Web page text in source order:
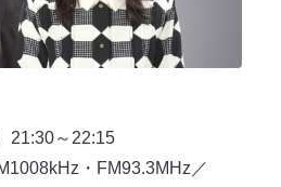
21:30～22:15
・FM93.3MHz／